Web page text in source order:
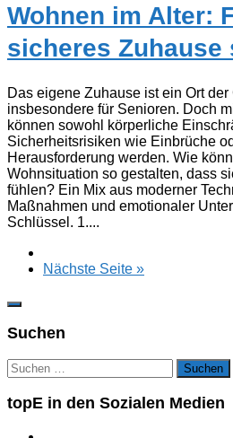
Wohnen im Alter:
sicheres Zuhause
Das eigene Zuhause ist ein Ort der
insbesondere für Senioren. Doch
können sowohl körperliche
Sicherheitsrisiken wie Einbrüche
Herausforderung werden. Wie
Wohnsituation so gestalten, dass
fühlen? Ein Mix aus moderner
Maßnahmen und emotionaler
Schlüssel. 1....
Nächste Seite »
Suchen
Suchen
nach:
topE in den Sozialen Medien